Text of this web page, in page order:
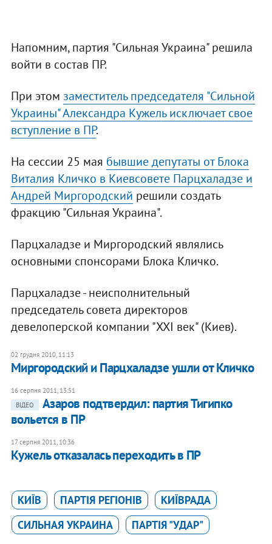
Напомним, партия "Сильная Украина" решила
войти в состав ПР.
При этом заместитель председателя "Сильной
Украины" Александра Кужель исключает свое
вступление в ПР.
На сессии 25 мая бывшие депутаты от Блока
Виталия Кличко в Киевсовете Парцхаладзе и
Андрей Миргородский решили создать
фракцию "Сильная Украина".
Парцхаладзе и Миргородский являлись
основными спонсорами Блока Кличко.
Парцхаладзе - неисполнительный
председатель совета директоров
девелоперской компании "XXI век" (Киев).
02 грудня 2010, 11:13
Миргородский и Парцхаладзе ушли от Кличко
16 серпня 2011, 13:51
ВІДЕО
Азаров подтвердил: партия Тигипко
вольется в ПР
17 серпня 2011, 10:36
Кужель отказалась переходить в ПР
КИЇВ ПАРТІЯ РЕГІОНІВ
КИЇВРАДА
СИЛЬНАЯ УКРАИНА
ПАРТІЯ "УДАР"